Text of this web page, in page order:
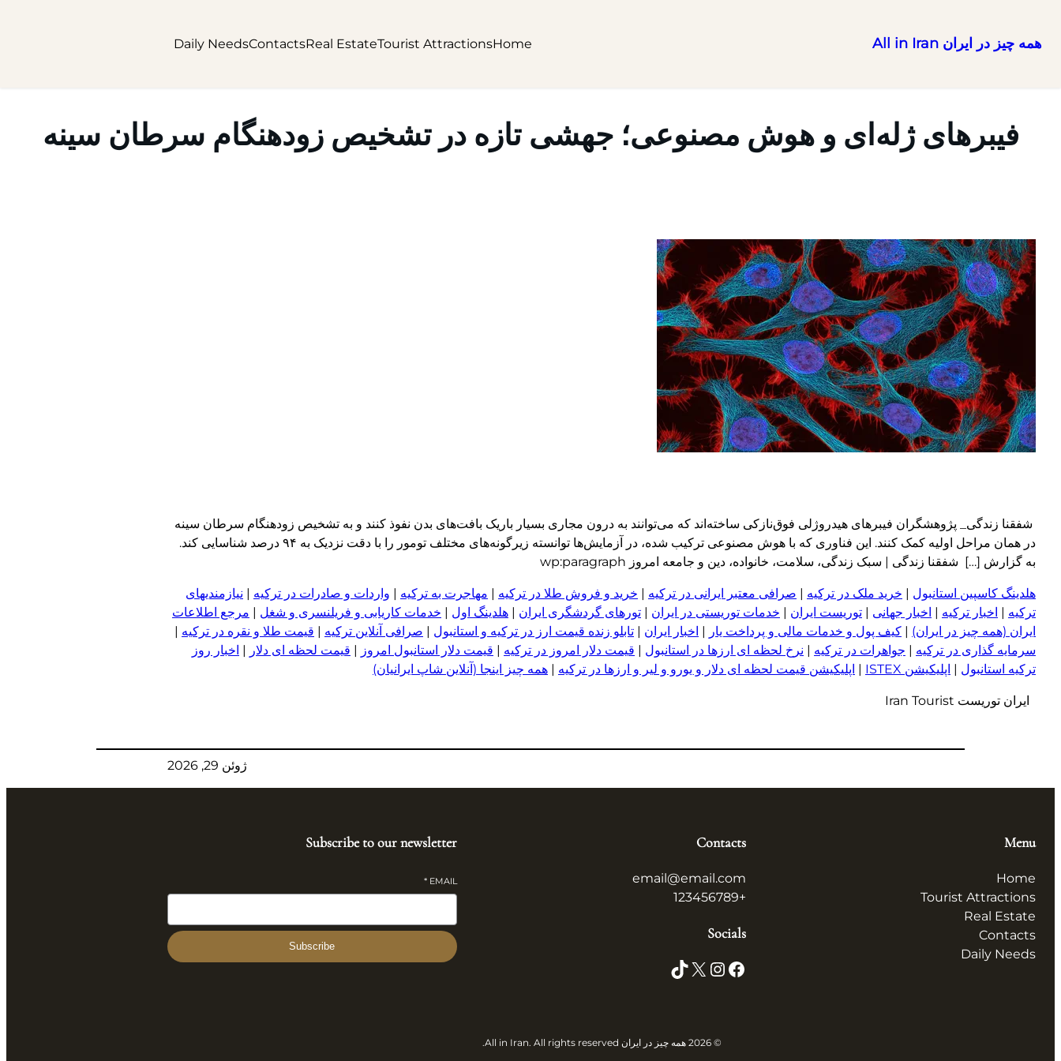
همه چیز در ایران All in Iran Home
Tourist Attractions
Real Estate
Contacts
Daily Needs
فیبرهای ژله‌ای و هوش مصنوعی؛ جهشی تازه در تشخیص زودهنگام سرطان سینه
شفقنا زندگی_ پژوهشگران فیبرهای هیدروژلی فوق‌نازکی ساخته‌اند که می‌توانند به درون مجاری بسیار باریک بافت‌های بدن نفوذ کنند و به تشخیص زودهنگام سرطان سینه
در همان مراحل اولیه کمک کنند. این فناوری که با هوش مصنوعی ترکیب شده، در آزمایش‌ها توانسته زیرگونه‌های مختلف تومور را با دقت نزدیک به ۹۴ درصد شناسایی کند.
به گزارش […] شفقنا زندگی | سبک زندگی، سلامت، خانواده، دین و جامعه امروز wp:paragraph
هلدینگ کاسپین استانبول | خرید ملک در ترکیه | صرافی معتبر ایرانی در ترکیه | خرید و فروش طلا در ترکیه | مهاجرت به ترکیه | واردات و صادرات در ترکیه | نیازمندیهای
ترکیه | اخبار ترکیه | اخبار جهانی | توریست ایران | خدمات توریستی در ایران | تورهای گردشگری ایران | هلدینگ اول | خدمات کاریابی و فریلنسری و شغل | مرجع اطلاعات
ایران (همه چیز در ایران) | کیف پول و خدمات مالی و پرداخت یار | اخبار ایران | تابلو زنده قیمت ارز در ترکیه و استانبول | صرافی آنلاین ترکیه | قیمت طلا و نقره در ترکیه |
سرمایه گذاری در ترکیه | جواهرات در ترکیه | نرخ لحظه ای ارزها در استانبول | قیمت دلار امروز در ترکیه | قیمت دلار استانبول امروز | قیمت لحظه ای دلار | اخبار روز
ترکیه استانبول | اپلیکیشن ISTEX | اپلیکیشن قیمت لحظه ای دلار و یورو و لیر و ار زها در ترکیه | همه چیز اینجا (آنلاین شاپ ایرانیان)
ایران توریست Iran Tourist
ژوئن 29, 2026
Menu
Home
Tourist Attractions
Real Estate
Contacts
Daily Needs
Contacts
email@email.com
+123456789
Socials
Facebook
Instagram
X
TikTok
Subscribe to our newsletter
EMAIL
*
Subscribe
© 2026 همه چیز در ایران All in Iran. All rights reserved.